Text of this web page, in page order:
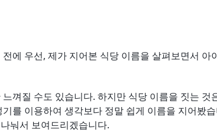
에 우선, 제가 지어본 식당 이름을 살펴보면서 아
껴질 수도 있습니다. 하지만 식당 이름을 짓는 것
를 이용하여 생각보다 정말 쉽게 이름을 지어봤
눠서 보여드리겠습니다.